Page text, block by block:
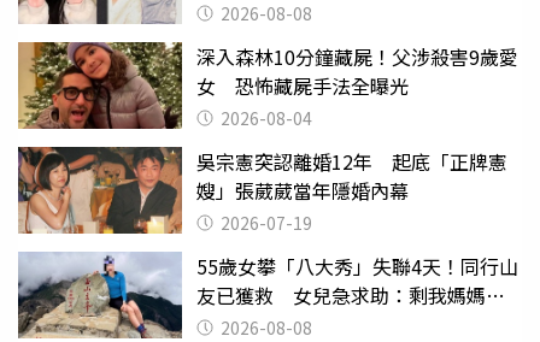
2026-08-08
深入森林10分鐘藏屍！父涉殺害9歲愛
女 恐怖藏屍手法全曝光
2026-08-04
吳宗憲突認離婚12年 起底「正牌憲
嫂」張葳葳當年隱婚內幕
2026-07-19
55歲女攀「八大秀」失聯4天！同行山
友已獲救 女兒急求助：剩我媽媽還
沒找到
2026-08-08